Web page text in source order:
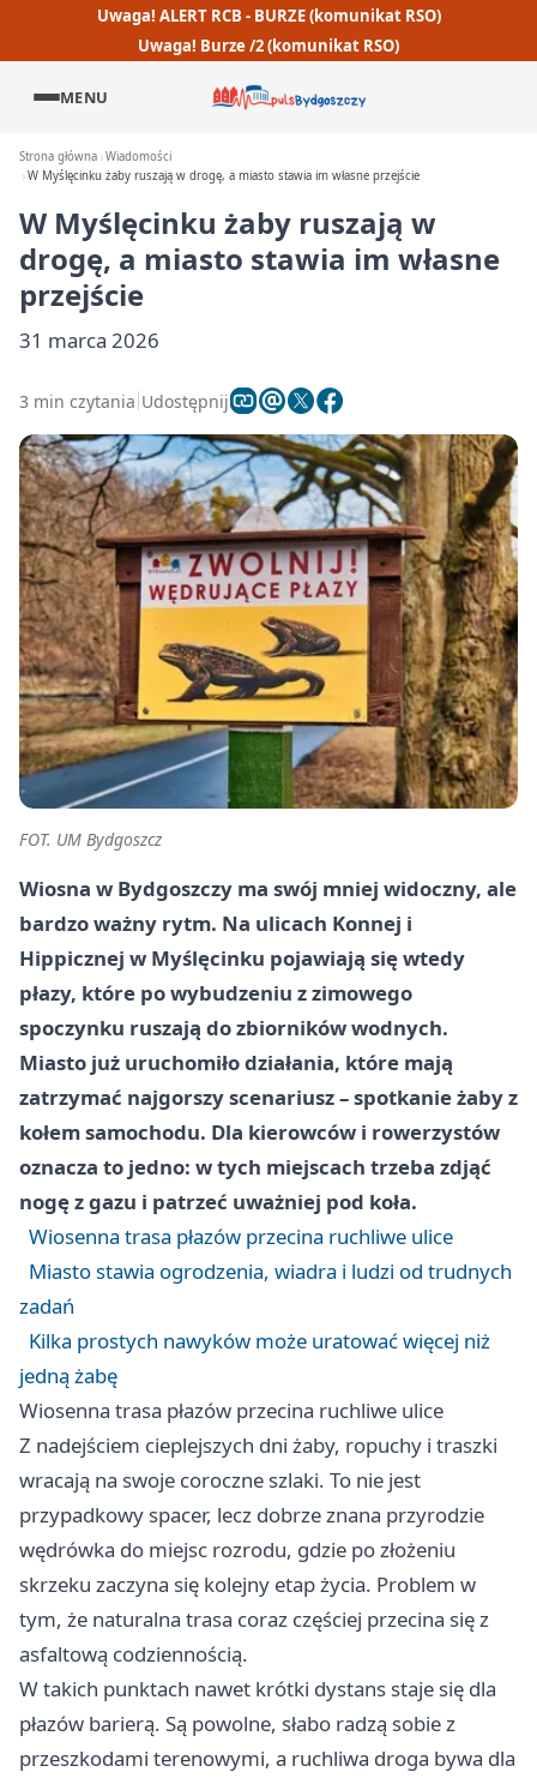
Uwaga! ALERT RCB - BURZE (komunikat RSO)
Uwaga! Burze /2 (komunikat RSO)
MENU
Strona główna Wiadomości
W Myślęcinku żaby ruszają w drogę, a miasto stawia im własne przejście
W Myślęcinku żaby ruszają w
drogę, a miasto stawia im własne
przejście
31 marca 2026
3 min czytania Udostępnij
FOT. UM Bydgoszcz
Wiosna w Bydgoszczy ma swój mniej widoczny, ale
bardzo ważny rytm. Na ulicach Konnej i
Hippicznej w Myślęcinku pojawiają się wtedy
płazy, które po wybudzeniu z zimowego
spoczynku ruszają do zbiorników wodnych.
Miasto już uruchomiło działania, które mają
zatrzymać najgorszy scenariusz – spotkanie żaby z
kołem samochodu. Dla kierowców i rowerzystów
oznacza to jedno: w tych miejscach trzeba zdjąć
nogę z gazu i patrzeć uważniej pod koła.
Wiosenna trasa płazów przecina ruchliwe ulice
Miasto stawia ogrodzenia, wiadra i ludzi od trudnych
zadań
Kilka prostych nawyków może uratować więcej niż
jedną żabę
Wiosenna trasa płazów przecina ruchliwe ulice
Z nadejściem cieplejszych dni żaby, ropuchy i traszki
wracają na swoje coroczne szlaki. To nie jest
przypadkowy spacer, lecz dobrze znana przyrodzie
wędrówka do miejsc rozrodu, gdzie po złożeniu
skrzeku zaczyna się kolejny etap życia. Problem w
tym, że naturalna trasa coraz częściej przecina się z
asfaltową codziennością.
W takich punktach nawet krótki dystans staje się dla
płazów barierą. Są powolne, słabo radzą sobie z
przeszkodami terenowymi, a ruchliwa droga bywa dla